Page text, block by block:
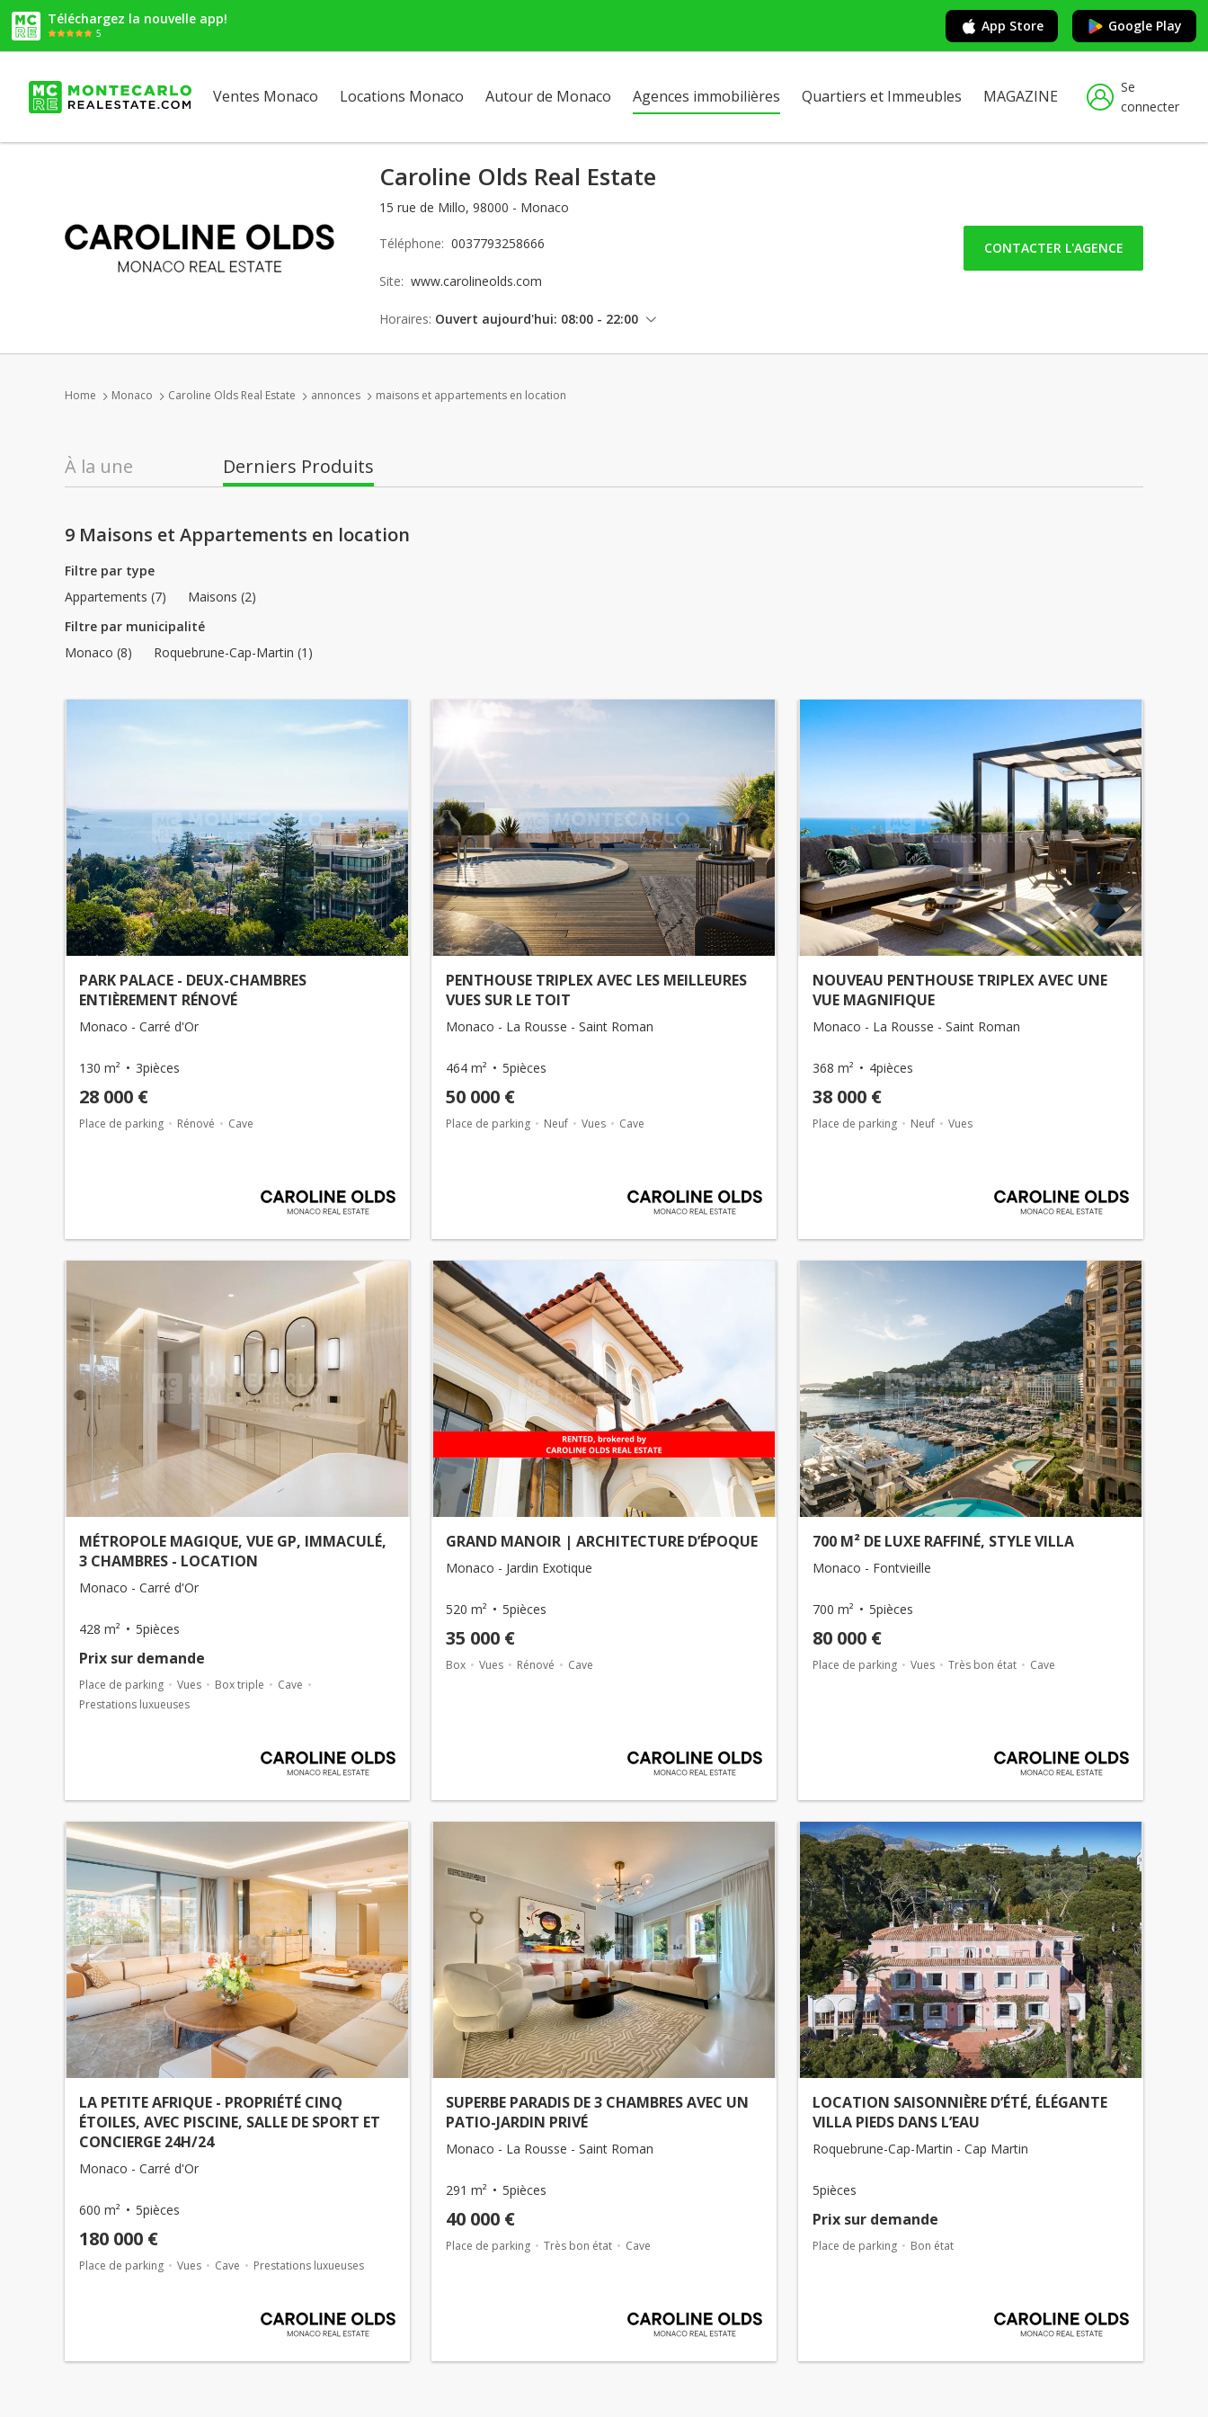
Téléchargez la nouvelle app!
5 App Store Google Play
Ventes Monaco Locations Monaco Autour de Monaco Agences immobilières Quartiers et Immeubles MAGAZINE
Se
connecter
Caroline Olds Real Estate
15 rue de Millo, 98000 - Monaco
Téléphone: 0037793258666
Site: www.carolineolds.com
Horaires: Ouvert aujourd'hui: 08:00 - 22:00
lundi: 08:00 - 22:00
CONTACTER L'AGENCE
Home Monaco Caroline Olds Real Estate annonces maisons et appartements en location
À la une Derniers Produits
9 Maisons et Appartements en location
Filtre par type
Appartements (7)
Maisons (2)
Filtre par municipalité
Monaco (8)
Roquebrune-Cap-Martin (1)
PARK PALACE - DEUX-CHAMBRES
ENTIÈREMENT RÉNOVÉ
Monaco - Carré d'Or
130 m² 3pièces
28 000 €
Place de parking Rénové Cave
PENTHOUSE TRIPLEX AVEC LES MEILLEURES
VUES SUR LE TOIT
Monaco - La Rousse - Saint Roman
464 m² 5pièces
50 000 €
Place de parking Neuf Vues Cave
NOUVEAU PENTHOUSE TRIPLEX AVEC UNE
VUE MAGNIFIQUE
Monaco - La Rousse - Saint Roman
368 m² 4pièces
38 000 €
Place de parking Neuf Vues
MÉTROPOLE MAGIQUE, VUE GP, IMMACULÉ,
3 CHAMBRES - LOCATION
Monaco - Carré d'Or
428 m² 5pièces
Prix ​​sur demande
Place de parking Vues Box triple
Cave
Prestations luxueuses
GRAND MANOIR | ARCHITECTURE D’ÉPOQUE
Monaco - Jardin Exotique
520 m² 5pièces
35 000 €
Box Vues Rénové Cave
700 M² DE LUXE RAFFINÉ, STYLE VILLA
Monaco - Fontvieille
700 m² 5pièces
80 000 €
Place de parking Vues Très bon état Cave
LA PETITE AFRIQUE - PROPRIÉTÉ CINQ
ÉTOILES, AVEC PISCINE, SALLE DE SPORT ET
CONCIERGE 24H/24
Monaco - Carré d'Or
600 m² 5pièces
180 000 €
Place de parking Vues Cave Prestations luxueuses
SUPERBE PARADIS DE 3 CHAMBRES AVEC UN
PATIO-JARDIN PRIVÉ
Monaco - La Rousse - Saint Roman
291 m² 5pièces
40 000 €
Place de parking Très bon état Cave
LOCATION SAISONNIÈRE D’ÉTÉ, ÉLÉGANTE
VILLA PIEDS DANS L’EAU
Roquebrune-Cap-Martin - Cap Martin
5pièces
Prix ​​sur demande
Place de parking Bon état